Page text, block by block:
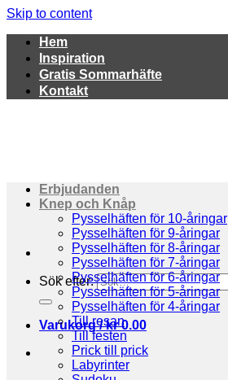
Skip to content
Hem
Inspiration
Gratis Sommarhäfte
Kontakt
Sök efter:
Varukorg /kr0.00
Erbjudanden
Knep och Knåp
Pysselhäften för 10-åringar
Pysselhäften för 9-åringar
Pysselhäften för 8-åringar
Pysselhäften för 7-åringar
Pysselhäften för 6-åringar
Pysselhäften för 5-åringar
Pysselhäften för 4-åringar
Till resan
Till festen
Prick till prick
Labyrinter